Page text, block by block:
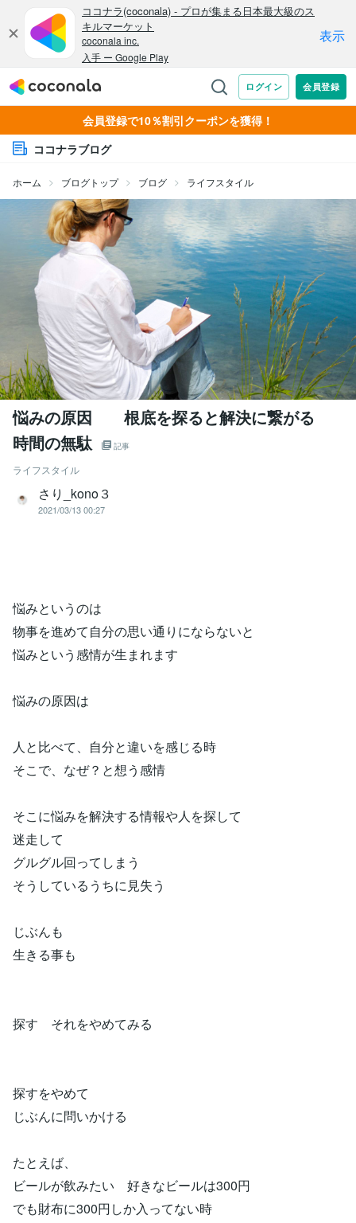
会員登録で10％割引クーポンを獲得！
ココナラブログ
ホーム ブログトップ ブログ ライフスタイル
悩みの原因 根底を探ると解決に繋がる
時間の無駄
記事
ライフスタイル
さり_kono３
2021/03/13 00:27
悩みというのは
物事を進めて自分の思い通りにならないと
悩みという感情が生まれます
悩みの原因は
人と比べて、自分と違いを感じる時
そこで、なぜ？と想う感情
そこに悩みを解決する情報や人を探して
迷走して
グルグル回ってしまう
そうしているうちに見失う
じぶんも
生きる事も
探す それをやめてみる
探すをやめて
じぶんに問いかける
たとえば、
ビールが飲みたい 好きなビールは300円
でも財布に300円しか入ってない時